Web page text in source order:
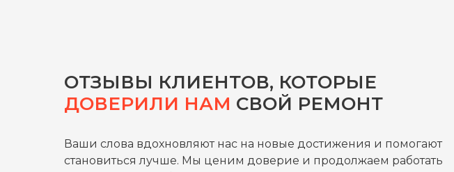
ОТЗЫВЫ КЛИЕНТОВ, КОТОРЫЕ
ДОВЕРИЛИ НАМ СВОЙ РЕМОНТ
Ваши слова вдохновляют нас на новые достижения и помогают
становиться лучше. Мы ценим доверие и продолжаем работать